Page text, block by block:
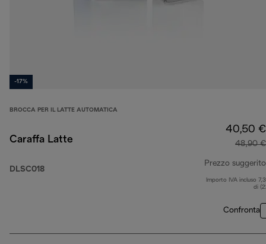
-17%
BROCCA PER IL LATTE AUTOMATICA
Caraffa Latte
DLSC018
40,50 €
48,90 €
Prezzo suggerito
Importo IVA incluso
di
Confronta